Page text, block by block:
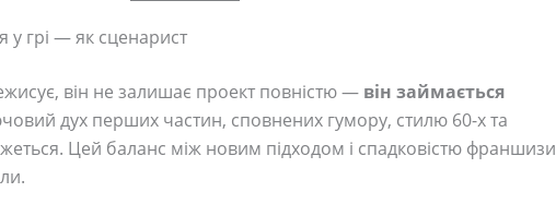
грі — як сценарист
він не залишає проект повністю — він займається
дух перших частин, сповнених гумору, стилю 60-х та
Цей баланс між новим підходом і спадковістю франшизи